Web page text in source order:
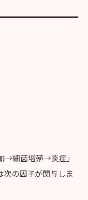
→細菌増殖→炎症」
次の因子が関与しま